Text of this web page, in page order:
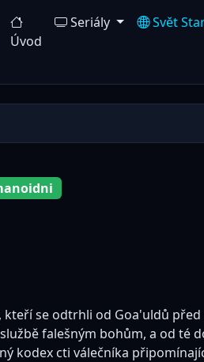
Úvod
Seriály Svět
kteří se odtrhli od Goa'uldů
falešným bohům, a od té
kodex cti válečníka